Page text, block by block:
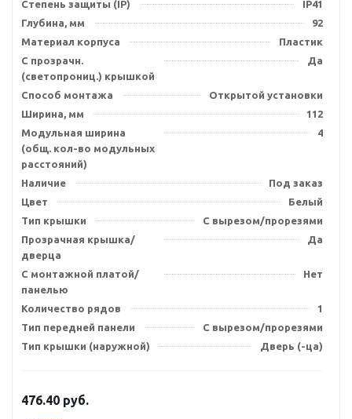
Степень защиты (IP)
IP41
Глубина, мм
92
Материал корпуса
Пластик
С прозрачн.
(светопрониц.) крышкой
Да
Способ монтажа
Открытой установки
Ширина, мм
112
Модульная ширина
(общ. кол-во модульных
расстояний)
4
Наличие
Под заказ
Цвет
Белый
Тип крышки
С вырезом/прорезями
Прозрачная крышка/
дверца
Да
С монтажной платой/
панелью
Нет
Количество рядов
1
Тип передней панели
С вырезом/прорезями
Тип крышки (наружной)
Дверь (-ца)
476.40 руб.